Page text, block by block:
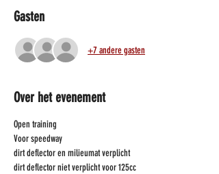
Gasten
+7 andere gasten
Over het evenement
Open training
Voor speedway
dirt deflector en milieumat verplicht
dirt deflector niet verplicht voor 125cc